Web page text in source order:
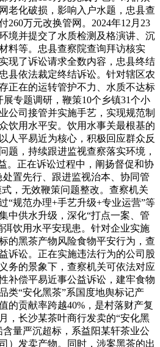
老化破损，影响入户水题，忠县查
260万元改换管网。2024年12月23
境并提交了水质检测及格演讲、沉
料等。忠县查察院查询拜访核实
现了诉讼请求全数内容，忠县终结
县依法裁定终结诉讼。针对辖区农
正在的运转管护不力、水质不达标
专题调研，鞭策10个乡镇31个小
公司接管并实施手艺，实现规范制
饮用水平安。饮用水事关最根基的
人平易近为核心，积极回应群众反
题，持续跟进监视查察落实环境，
。正在诉讼过程中，阐扬督促和协
置先行、跟进监视治本、协同管
，无效鞭策问题整改。查察机关
“规范办理+手艺升级+专业运营”等
中供水升级，深化“打点一案、管
饮用水平安现患。针对企业实施
的黑茶产物风险食物平安行为，查
诉讼。正在实施违法行为的公司股
务的景象下，查察机关可依法对应
补偿平易近事公益诉讼，建牢食物
类“安化黑茶”系国度地舆标记产
的贡献率跨越40%，是村落财产复
，长沙某茶叶商行发卖的“安化黑
量严沉超标，系益阳某轩茶业公
）发卖产物。同时，涉案黑茶的出